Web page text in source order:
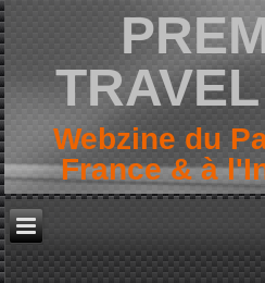
Webzine du
France & à